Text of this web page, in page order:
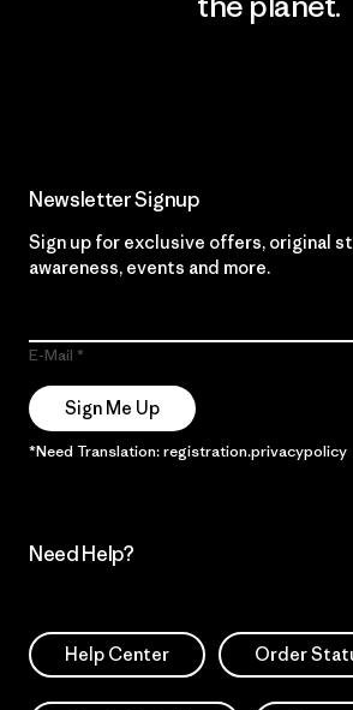
Newsletter Signup
Sign up for exclusive offers, original
awareness, events and more.
E-Mail
Sign Me Up
*Need Translation: registration.privacypolicy
Need Help?
Help Center Order